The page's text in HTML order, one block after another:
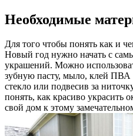
Необходимые
Для того чтобы понять как и
Новый год нужно начать с
украшений. Можно
зубную пасту, мыло, клей ПВА
стекло или подвесив за
понять, как красиво украсить
свой дом к этому